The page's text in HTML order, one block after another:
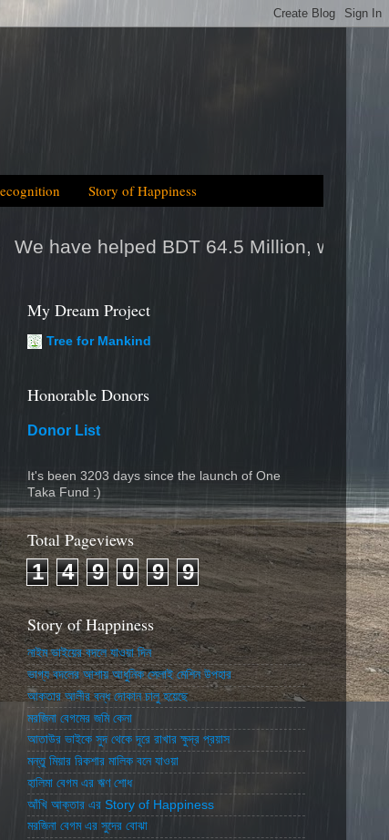
Story of Happiness
BDT 64.5 Million, which is equal to 2025tk
My Dream Project
Tree for Mankind
Honorable Donors
Donor List
It's been 3203 days since the launch of One
Taka Fund :)
Total Pageviews
1 4 9 0 9 9
Story of Happiness
নাইম ভাইয়ের বদলে যাওয়া দিন
ভাগ্য বদলের আশায় আধুনিক সেলাই মেশিন উপহার
আকতার আলীর বন্ধ দোকান চালু হয়েছে
মরজিনা বেগমের জমি কেনা
আতাউর ভাইকে সুদ থেকে দূরে রাখার ক্ষুদ্র প্রয়াস
মন্তু মিয়ার রিকশার মালিক বনে যাওয়া
হালিমা বেগম এর ঋণ শোধ
আঁখি আক্তার এর Story of Happiness
মরজিনা বেগম এর সুদের বোঝা